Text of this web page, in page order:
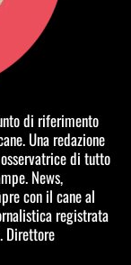
di riferimento
Una redazione
di tutto
News,
con il cane al
registrata
Direttore